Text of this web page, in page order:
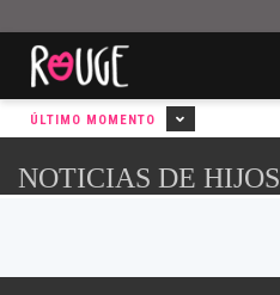
ÚLTIMO MOMENTO
NOTICIAS DE HIJOS